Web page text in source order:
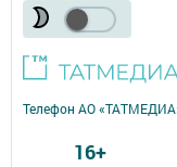
Телефон АО
16+